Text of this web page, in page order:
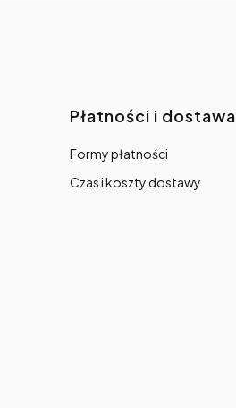
Płatności i dostawa
Formy płatności
Czas i koszty dostawy